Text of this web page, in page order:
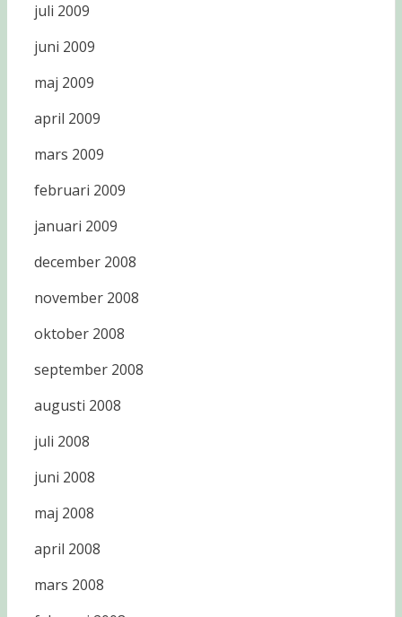
juli 2009
juni 2009
maj 2009
april 2009
mars 2009
februari 2009
januari 2009
december 2008
november 2008
oktober 2008
september 2008
augusti 2008
juli 2008
juni 2008
maj 2008
april 2008
mars 2008